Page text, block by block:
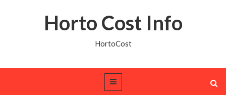
Horto Cost Info
HortoCost